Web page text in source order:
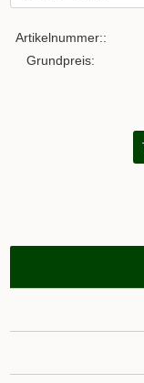
Artikelnummer::
Grundpreis: